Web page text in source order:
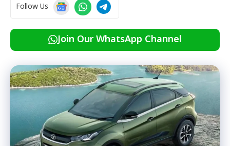
Follow Us
Join Our WhatsApp Channel